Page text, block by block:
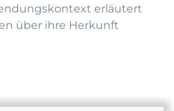
erläutert
über ihre Herkunft